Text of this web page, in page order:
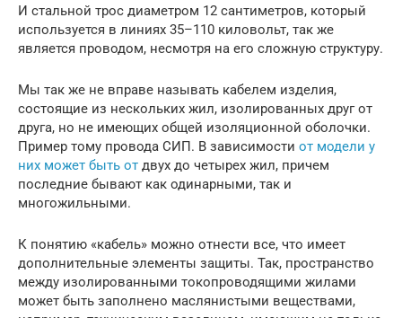
И стальной трос диаметром 12 сантиметров, который
используется в линиях 35–110 киловольт, так же
является проводом, несмотря на его сложную структуру.
Мы так же не вправе называть кабелем изделия,
состоящие из нескольких жил, изолированных друг от
друга, но не имеющих общей изоляционной оболочки.
Пример тому провода СИП. В зависимости от модели у
них может быть от двух до четырех жил, причем
последние бывают как одинарными, так и
многожильными.
К понятию «кабель» можно отнести все, что имеет
дополнительные элементы защиты. Так, пространство
между изолированными токопроводящими жилами
может быть заполнено маслянистыми веществами,